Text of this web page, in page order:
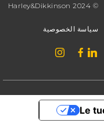
© 2024 Harley&Dikkinson
سياسة الخصوصية
Le